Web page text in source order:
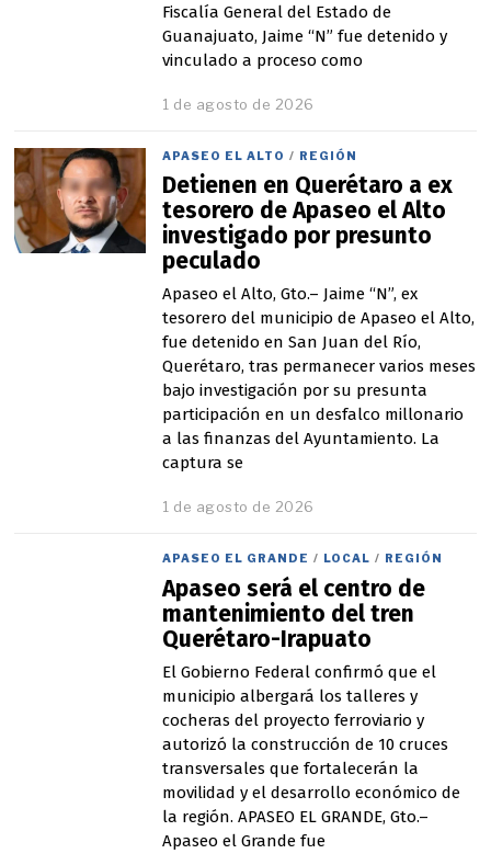
Fiscalía General del Estado de
Guanajuato, Jaime “N” fue detenido y
vinculado a proceso como
1 de agosto de 2026
a
g
o
s
t
e
2
0
2
APASEO EL ALTO / REGIÓN
Detienen en Querétaro a ex
tesorero de Apaseo el Alto
investigado por presunto
peculado
Apaseo el Alto, Gto.– Jaime “N”, ex
tesorero del municipio de Apaseo el Alto,
fue detenido en San Juan del Río,
Querétaro, tras permanecer varios meses
bajo investigación por su presunta
participación en un desfalco millonario
a las finanzas del Ayuntamiento. La
captura se
1 de agosto de 2026
APASEO EL GRANDE / LOCAL / REGIÓN
Apaseo será el centro de
mantenimiento del tren
Querétaro-Irapuato
El Gobierno Federal confirmó que el
municipio albergará los talleres y
cocheras del proyecto ferroviario y
autorizó la construcción de 10 cruces
transversales que fortalecerán la
movilidad y el desarrollo económico de
la región. APASEO EL GRANDE, Gto.–
Apaseo el Grande fue